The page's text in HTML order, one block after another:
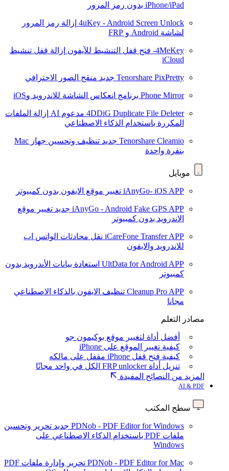
iPhone/iPad بدون رمز المرور
4uKey - Android Screen Unlock إزالة رمز المرور
لشاشة Android و FRP
4MeKey- فتح قفل التنشيط للآيفون
إزالة قفل تنشيط
iCloud
Tenorshare PixPretty جديد منقح الصور الاحترافي
Phone Mirror برنامج انعكاس الشاشة للاندرويد وiOS
4DDiG Duplicate File Deleter مدعوم AI
إزالة الملفات
المكررة باستخدام الذكاء الاصطناعي
Tenorshare Cleamio جديد
تنظيف وتحسين جهاز Mac
بنقرة واحدة
موبايل
iAnyGo- iOS APP تغيير موقع الايفون بدون كمبيوتر
iAnyGo - Android Fake GPS APP جديد تغيير موقع
الاندرويد بدون كمبيوتر
iCareFone Transfer APP نقل محادثات الواتس اب
للاندرويد والايفون
UltData for Android APP استعادة بيانات الأندرويد بدون
كمبيوتر
Cleanup Pro APP تنظيف الايفون بالذكاء الاصطناعي
مجانا
مصادر التعلم
أفضل أداة لتغيير موقع بوكيمون جو
كيفية تغيير الموقع على iPhone
كيفية فتح قفل iPhone مقفل على مالكه
تنزيل أداة FRP unlocker الكل في واحد مجانًا
المزيد من النصائح المفيدة
AI & PDF
سطح المكتب
PDNob - PDF Editor for Windows جديد تحرير وتحسين
ملفات PDF باستخدام الذكاء الاصطناعي على
Windows
PDNob - PDF Editor for Mac
تحرير وإدارة ملفات PDF